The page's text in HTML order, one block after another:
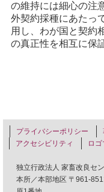
の維持には細心の注
外契約採種にあたっ
用し、わが国と契約
の真正性を相互に保
プライバシーポリシー
アクセシビリティ
ロゴ
独立行政法人 家畜改良セ
本所／本部地区 〒961-